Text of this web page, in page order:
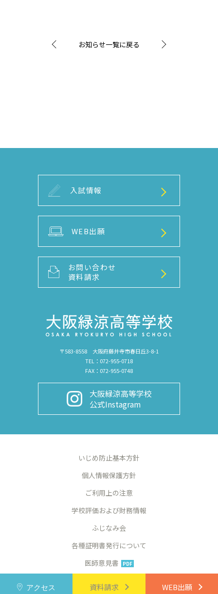
お知らせ一覧に戻る
アクセス 資料請求 WEB出願
〒583-8558 大阪府藤井寺市春日丘3-8-1
TEL：072-955-0718
FAX：072-955-0748
大阪緑涼高等学校
公式Instagram
入試情報
WEB出願
お問い合わせ
資料請求
いじめ防止基本方針
個人情報保護方針
ご利用上の注意
学校評価および財務情報
ふじなみ会
各種証明書発行について
医師意見書
PDF